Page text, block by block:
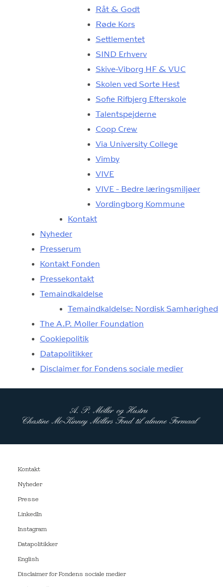
Råt & Godt
Røde Kors
Settlementet
SIND Erhverv
Skive-Viborg HF & VUC
Skolen ved Sorte Hest
Sofie Rifbjerg Efterskole
Talentspejderne
Coop Crew
Via University College
Vimby
VIVE
VIVE - Bedre læringsmiljøer
Vordingborg Kommune
Kontakt
Nyheder
Presserum
Kontakt Fonden
Pressekontakt
Temaindkaldelse
Temaindkaldelse: Nordisk Samhørighed
The A.P. Moller Foundation
Cookiepolitik
Datapolitikker
Disclaimer for Fondens sociale medier
Kontakt
Nyheder
Presse
LinkedIn
Instagram
Datapolitikker
English
Disclaimer for Fondens sociale medier